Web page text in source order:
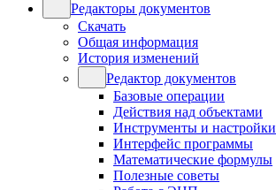
Редакторы документов
Скачать
Общая информация
История изменений
Редактор документов
Базовые операции
Действия над объектами
Инструменты и настройки
Интерфейс программы
Математические формулы
Полезные советы